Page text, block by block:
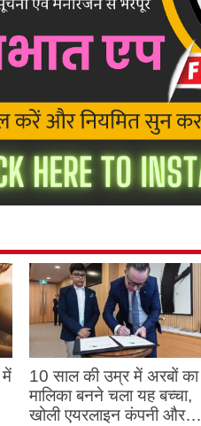
10 साल की उम्र में अरबों का
मालिका बनने चला यह बच्चा,
खोली एयरलाइन कंपनी और…